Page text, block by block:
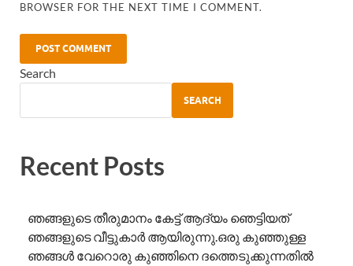
BROWSER FOR THE NEXT TIME I COMMENT.
Search
SEARCH
Recent Posts
ഞങ്ങളുടെ തീരുമാനം കേട്ട് ആദ്യം ഞെട്ടിയത്
ഞങ്ങളുടെ വീട്ടുകാർ ആയിരുന്നു.ഒരു കുഞ്ഞുള്ള
ഞങ്ങൾ വേറൊരു കുഞ്ഞിനെ ദത്തെടുക്കുന്നതിൽ